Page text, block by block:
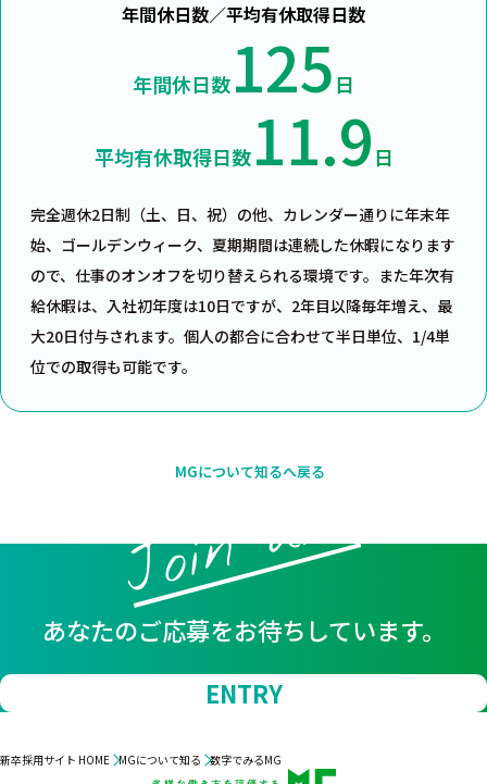
年間休日数／平均有休取得日数
年間休日数125日
平均有休取得日数11.9日
完全週休2日制（土、日、祝）の他、カレンダー通りに年末年
始、ゴールデンウィーク、夏期期間は連続した休暇になります
ので、仕事のオンオフを切り替えられる環境です。また年次有
給休暇は、入社初年度は10日ですが、2年目以降毎年増え、最
大20日付与されます。個人の都合に合わせて半日単位、1/4単
位での取得も可能です。
MGについて知るへ戻る
Join us!!
あなたのご応募をお待ちしています。
ENTRY
新卒採用サイト HOME MGについて知る 数字でみるMG